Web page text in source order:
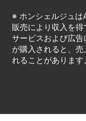
※ ホンシェルジュ
販売により収入を
サービスおよび広
が購入されると、
れることがあります。